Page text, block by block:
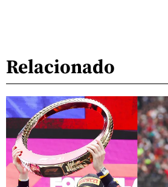
Relacionado